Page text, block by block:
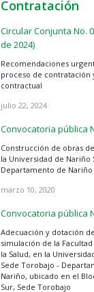
Contratación
Circular Conjunta No.
de 2024)
Recomendaciones
proceso de contratación
contractual
julio 22, 2024
Convocatoria pública
Construcción de obras
la Universidad de Nariño
Departamento de Nariño
marzo 10, 2020
Convocatoria pública
Adecuación y dotación
simulación de la
la Salud, en la
Sede Torobajo -
Nariño, ubicado en el
Sur, Sede Torobajo